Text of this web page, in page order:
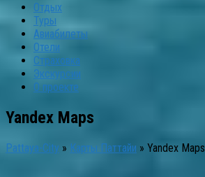
Отдых
Туры
Авиабилеты
Отели
Страховка
Экскурсии
О проекте
Yandex Maps
Pattaya-City » Карты Паттайи » Yandex Maps